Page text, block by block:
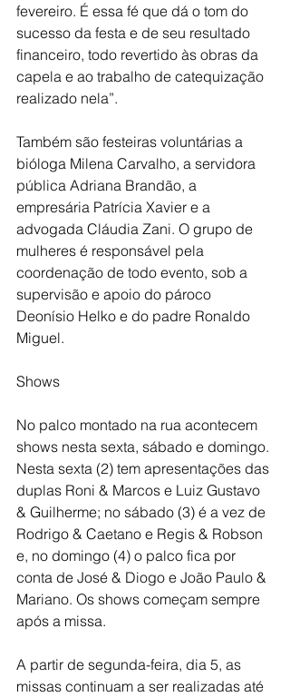
fevereiro. É essa fé que dá o tom do
sucesso da festa e de seu resultado
financeiro, todo revertido às obras da
capela e ao trabalho de catequização
realizado nela”.
Também são festeiras voluntárias a
bióloga Milena Carvalho, a servidora
pública Adriana Brandão, a
empresária Patrícia Xavier e a
advogada Cláudia Zani. O grupo de
mulheres é responsável pela
coordenação de todo evento, sob a
supervisão e apoio do pároco
Deonísio Helko e do padre Ronaldo
Miguel.
Shows
No palco montado na rua acontecem
shows nesta sexta, sábado e domingo.
Nesta sexta (2) tem apresentações das
duplas Roni & Marcos e Luiz Gustavo
& Guilherme; no sábado (3) é a vez de
Rodrigo & Caetano e Regis & Robson
e, no domingo (4) o palco fica por
conta de José & Diogo e João Paulo &
Mariano. Os shows começam sempre
após a missa.
A partir de segunda-feira, dia 5, as
missas continuam a ser realizadas até